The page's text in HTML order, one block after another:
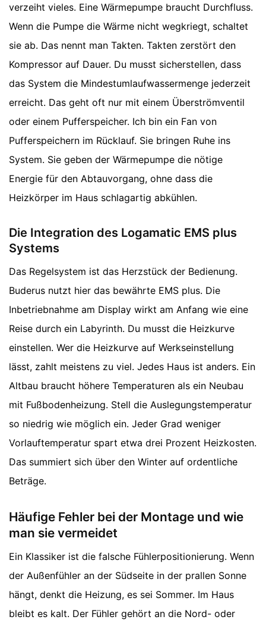
verzeiht vieles. Eine Wärmepumpe braucht Durchfluss.
Wenn die Pumpe die Wärme nicht wegkriegt, schaltet
sie ab. Das nennt man Takten. Takten zerstört den
Kompressor auf Dauer. Du musst sicherstellen, dass
das System die Mindestumlaufwassermenge jederzeit
erreicht. Das geht oft nur mit einem Überströmventil
oder einem Pufferspeicher. Ich bin ein Fan von
Pufferspeichern im Rücklauf. Sie bringen Ruhe ins
System. Sie geben der Wärmepumpe die nötige
Energie für den Abtauvorgang, ohne dass die
Heizkörper im Haus schlagartig abkühlen.
Die Integration des Logamatic EMS plus
Systems
Das Regelsystem ist das Herzstück der Bedienung.
Buderus nutzt hier das bewährte EMS plus. Die
Inbetriebnahme am Display wirkt am Anfang wie eine
Reise durch ein Labyrinth. Du musst die Heizkurve
einstellen. Wer die Heizkurve auf Werkseinstellung
lässt, zahlt meistens zu viel. Jedes Haus ist anders. Ein
Altbau braucht höhere Temperaturen als ein Neubau
mit Fußbodenheizung. Stell die Auslegungstemperatur
so niedrig wie möglich ein. Jeder Grad weniger
Vorlauftemperatur spart etwa drei Prozent Heizkosten.
Das summiert sich über den Winter auf ordentliche
Beträge.
Häufige Fehler bei der Montage und wie
man sie vermeidet
Ein Klassiker ist die falsche Fühlerpositionierung. Wenn
der Außenfühler an der Südseite in der prallen Sonne
hängt, denkt die Heizung, es sei Sommer. Im Haus
bleibt es kalt. Der Fühler gehört an die Nord- oder